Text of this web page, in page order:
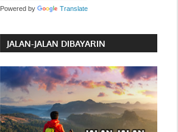
Powered by Translate
JALAN-JALAN DIBAYARIN